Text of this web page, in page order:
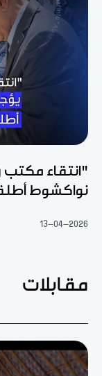
"انتقاء مكتب
نواكشوط أطلقه
13-04-2026
مقابلات